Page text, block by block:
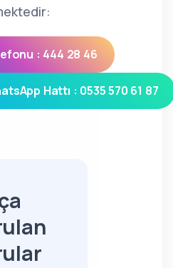
: 444 28 46
Hattı : 0535 570 61 87